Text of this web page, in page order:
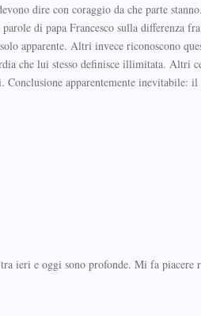
dire con coraggio da che parte
di papa Francesco sulla differenza
apparente. Altri invece riconoscono
che lui stesso definisce illimitata. Altri
apparentemente inevitabile: il
ieri e oggi sono profonde. Mi fa piacere